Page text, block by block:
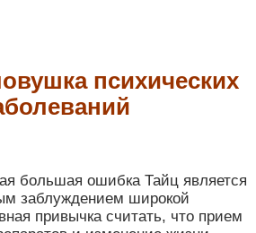
психических
большая ошибка Тайц является
заблуждением широкой
привычка считать, что прием